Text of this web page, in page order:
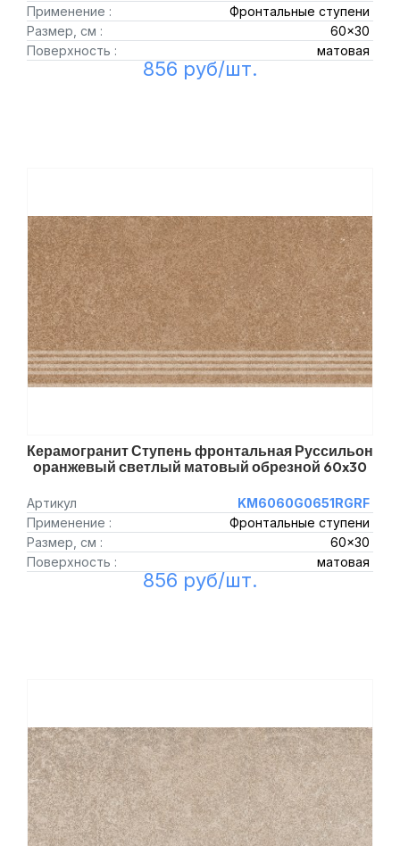
Применение :
Фронтальные ступени
Размер, см :
60x30
Поверхность :
матовая
856 руб/шт.
Керамогранит Ступень фронтальная Руссильон
оранжевый светлый матовый обрезной 60x30
Артикул
KM6060G0651RGRF
Применение :
Фронтальные ступени
Размер, см :
60x30
Поверхность :
матовая
856 руб/шт.